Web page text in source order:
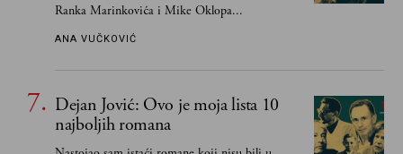
Ranka Marinkovića i Mike Oklopa...
ANA VUČKOVIĆ
Dejan Jović: Ovo je moja lista 10
najboljih romana